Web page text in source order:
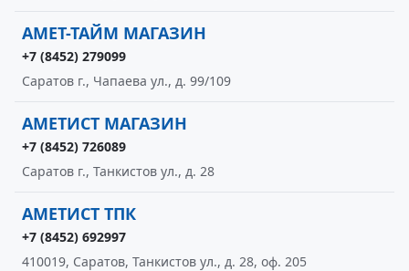
АМЕТ-ТАЙМ МАГАЗИН
+7 (8452) 279099
Саратов г., Чапаева ул., д. 99/109
АМЕТИСТ МАГАЗИН
+7 (8452) 726089
Саратов г., Танкистов ул., д. 28
АМЕТИСТ ТПК
+7 (8452) 692997
410019, Саратов, Танкистов ул., д. 28, оф. 205